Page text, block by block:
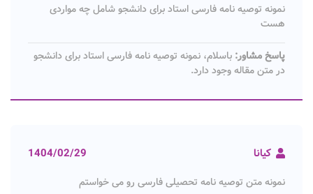
نمونه توصیه نامه فارسی استاد برای دانشجو شامل چه مواردی
هست
پاسخ مشاور: باسلام، نمونه توصیه نامه فارسی استاد برای دانشجو
در متن مقاله وجود دارد.
کیانا 1404/02/29
نمونه متن توصیه نامه تحصیلی فارسی رو می خواستم